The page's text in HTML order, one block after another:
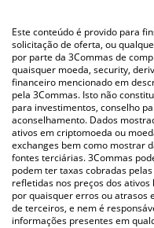
Você também pode usar
Network acima para
nas principais moedas fiat
Este conteúdo é provido para
solicitação de oferta, ou
por parte da 3Commas de
quaisquer moeda, security,
financeiro mencionado em
pela 3Commas. Isto não
para investimentos, conselho
aconselhamento. Dados
ativos em criptomoeda ou
exchanges bem como mostrar
fontes terciárias. 3Commas
podem ter taxas cobradas
refletidas nos preços dos
por quaisquer erros ou atrasos
de terceiros, e nem é
informações presentes em